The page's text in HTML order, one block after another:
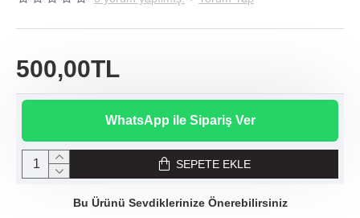
500,00TL
WhatsApp ile Sipariş Ver
SEPETE EKLE
Bu Ürünü Sevdiklerinize Önerebilirsiniz